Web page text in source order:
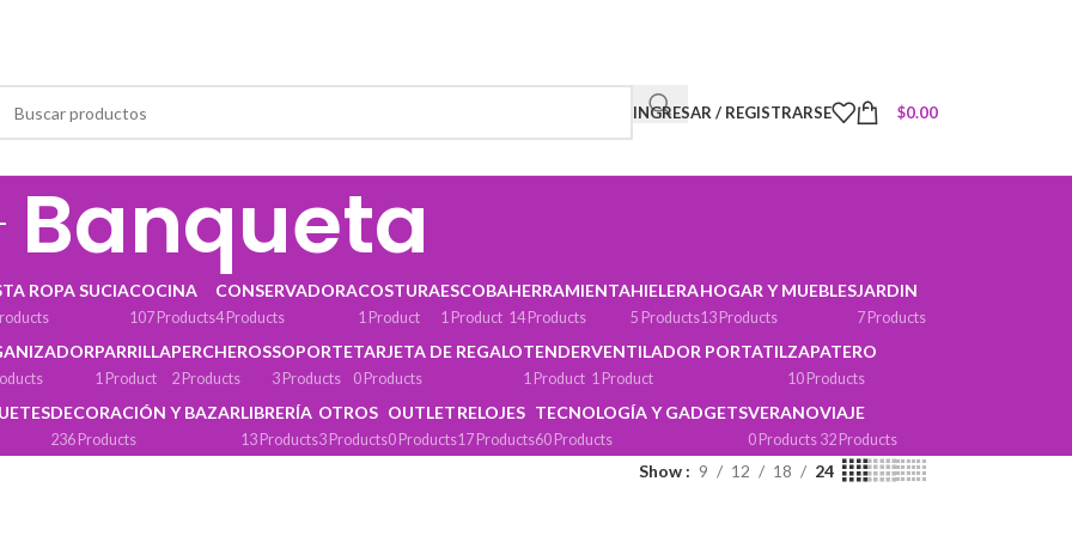
INGRESAR / REGISTRARSE $0.00
Banqueta
ROPA SUCIACOCINA
107 Products
CONSERVADORA
4 Products
COSTURA
1 Product
ESCOBA
1 Product
HERRAMIENTA
14 Products
HIELERA
5 Products
HOGAR Y MUEBLES
13 Products
JARDIN
7 Products
PARRILLA
1 Product
PERCHEROS
2 Products
SOPORTE
3 Products
TARJETA DE REGALO
0 Products
TENDER
1 Product
VENTILADOR PORTATIL
1 Product
ZAPATERO
10 Products
DECORACIÓN Y BAZAR
236 Products
LIBRERÍA
13 Products
OTROS
3 Products
OUTLET
0 Products
RELOJES
17 Products
TECNOLOGÍA Y GADGETS
60 Products
VERANO
0 Products
VIAJE
32 Products
Show 9 12 18 24